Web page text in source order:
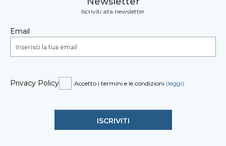
Iscriviti alla newsletter
Email
Privacy Policy Accetto i termini e le condizioni (leggi)